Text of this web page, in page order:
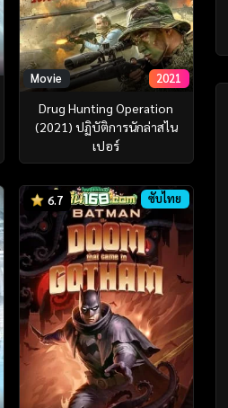
Movie 2021
Drug Hunting Operation
(2021) ปฏิบัติการนักล่าสไน
เปอร์
6.7 ซับไทย